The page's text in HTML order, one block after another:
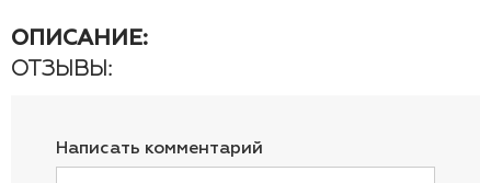
ОПИСАНИЕ:
ОТЗЫВЫ:
Написать комментарий